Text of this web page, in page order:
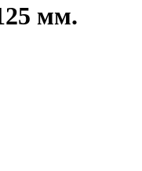
мм.